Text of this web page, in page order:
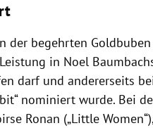
der begehrten
in Noel
darf und andererseits
nominiert wurde. Bei
Ronan („Little